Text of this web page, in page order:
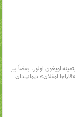
اويغون اولور. بعضاً بير
اوغلان» ديوانيندان